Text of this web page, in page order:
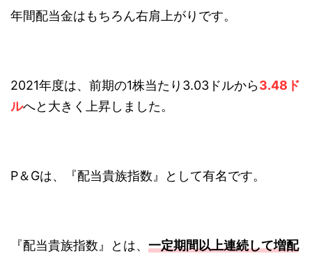
年間配当金はもちろん右肩上がりです。
2021年度は、前期の1株当たり3.03ドルから3.48ド
ルへと大きく上昇しました。
P＆Gは、『配当貴族指数』として有名です。
『配当貴族指数』とは、 一定期間以上連続して増配